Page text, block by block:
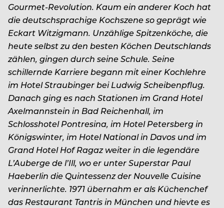
Gourmet-Revolution. Kaum ein anderer Koch hat
die deutschsprachige Kochszene so geprägt wie
Eckart Witzigmann. Unzählige Spitzenköche, die
heute selbst zu den besten Köchen Deutschlands
zählen, gingen durch seine Schule. Seine
schillernde Karriere begann mit einer Kochlehre
im Hotel Straubinger bei Ludwig Scheibenpflug.
Danach ging es nach Stationen im Grand Hotel
Axelmannstein in Bad Reichenhall, im
Schlosshotel Pontresina, im Hotel Petersberg in
Königswinter, im Hotel National in Davos und im
Grand Hotel Hof Ragaz weiter in die legendäre
L’Auberge de l’Ill, wo er unter Superstar Paul
Haeberlin die Quintessenz der Nouvelle Cuisine
verinnerlichte. 1971 übernahm er als Küchenchef
das Restaurant Tantris in München und hievte es